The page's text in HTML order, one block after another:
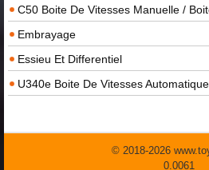
C50 Boite De Vitesses Manuelle /
Embrayage
Essieu Et Differentiel
U340e Boite De Vitesses
© 2018-2026
0.0061